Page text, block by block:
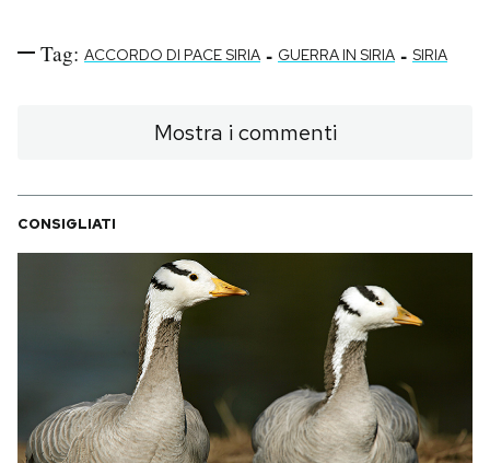
Tag: ACCORDO DI PACE SIRIA - GUERRA IN SIRIA - SIRIA
Mostra i commenti
CONSIGLIATI